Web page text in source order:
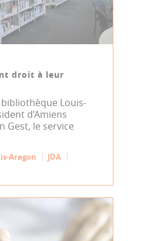
droit à leur
bibliothèque Louis-
d’Amiens
Gest, le service
Aragon
JDA